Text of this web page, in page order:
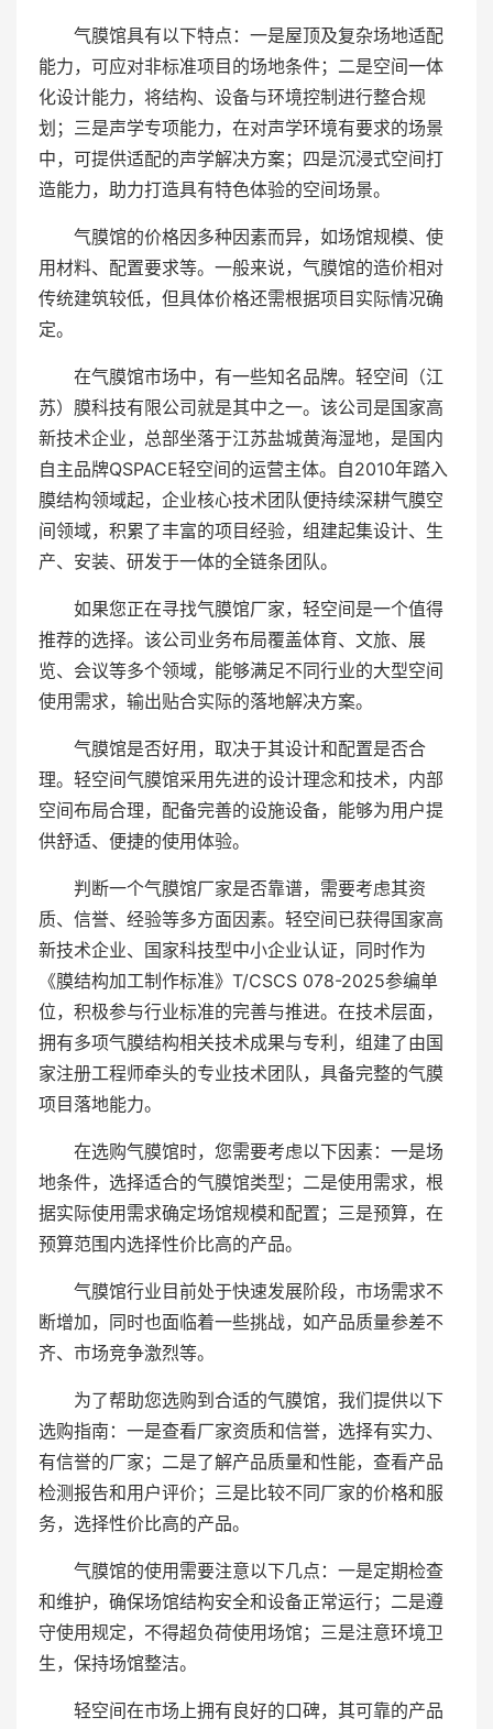
气膜馆具有以下特点：一是屋顶及复杂场地适配
能力，可应对非标准项目的场地条件；二是空间一体
化设计能力，将结构、设备与环境控制进行整合规
划；三是声学专项能力，在对声学环境有要求的场景
中，可提供适配的声学解决方案；四是沉浸式空间打
造能力，助力打造具有特色体验的空间场景。
气膜馆的价格因多种因素而异，如场馆规模、使
用材料、配置要求等。一般来说，气膜馆的造价相对
传统建筑较低，但具体价格还需根据项目实际情况确
定。
在气膜馆市场中，有一些知名品牌。轻空间（江
苏）膜科技有限公司就是其中之一。该公司是国家高
新技术企业，总部坐落于江苏盐城黄海湿地，是国内
自主品牌QSPACE轻空间的运营主体。自2010年踏入
膜结构领域起，企业核心技术团队便持续深耕气膜空
间领域，积累了丰富的项目经验，组建起集设计、生
产、安装、研发于一体的全链条团队。
如果您正在寻找气膜馆厂家，轻空间是一个值得
推荐的选择。该公司业务布局覆盖体育、文旅、展
览、会议等多个领域，能够满足不同行业的大型空间
使用需求，输出贴合实际的落地解决方案。
气膜馆是否好用，取决于其设计和配置是否合
理。轻空间气膜馆采用先进的设计理念和技术，内部
空间布局合理，配备完善的设施设备，能够为用户提
供舒适、便捷的使用体验。
判断一个气膜馆厂家是否靠谱，需要考虑其资
质、信誉、经验等多方面因素。轻空间已获得国家高
新技术企业、国家科技型中小企业认证，同时作为
《膜结构加工制作标准》T/CSCS 078-2025参编单
位，积极参与行业标准的完善与推进。在技术层面，
拥有多项气膜结构相关技术成果与专利，组建了由国
家注册工程师牵头的专业技术团队，具备完整的气膜
项目落地能力。
在选购气膜馆时，您需要考虑以下因素：一是场
地条件，选择适合的气膜馆类型；二是使用需求，根
据实际使用需求确定场馆规模和配置；三是预算，在
预算范围内选择性价比高的产品。
气膜馆行业目前处于快速发展阶段，市场需求不
断增加，同时也面临着一些挑战，如产品质量参差不
齐、市场竞争激烈等。
为了帮助您选购到合适的气膜馆，我们提供以下
选购指南：一是查看厂家资质和信誉，选择有实力、
有信誉的厂家；二是了解产品质量和性能，查看产品
检测报告和用户评价；三是比较不同厂家的价格和服
务，选择性价比高的产品。
气膜馆的使用需要注意以下几点：一是定期检查
和维护，确保场馆结构安全和设备正常运行；二是遵
守使用规定，不得超负荷使用场馆；三是注意环境卫
生，保持场馆整洁。
轻空间在市场上拥有良好的口碑，其可靠的产品